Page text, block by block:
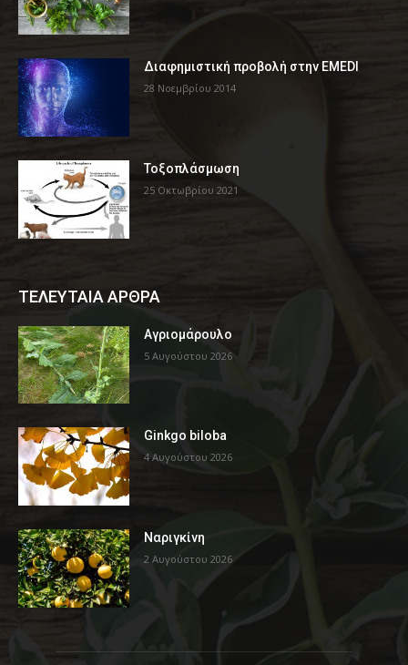
Διαφημιστική προβολή στην EMEDI
28 Νοεμβρίου 2014
Τοξοπλάσμωση
25 Οκτωβρίου 2021
ΤΕΛΕΥΤΑΙΑ ΑΡΘΡΑ
Αγριομάρουλο
5 Αυγούστου 2026
Ginkgo biloba
4 Αυγούστου 2026
Ναριγκίνη
2 Αυγούστου 2026